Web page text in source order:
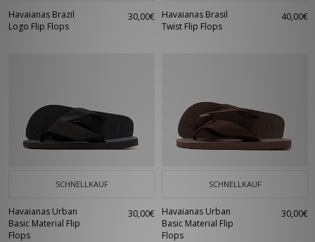
Havaianas Brazil
Logo Flip Flops
30,00€
Havaianas Brasil
Twist Flip Flops
40,00€
SCHNELLKAUF
Havaianas Urban
Basic Material Flip
Flops
30,00€
SCHNELLKAUF
Havaianas Urban
Basic Material Flip
Flops
30,00€